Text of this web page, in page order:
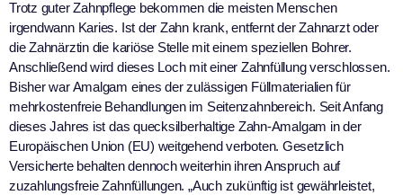
Trotz guter Zahnpflege bekommen die meisten Menschen
irgendwann Karies. Ist der Zahn krank, entfernt der Zahnarzt oder
die Zahnärztin die kariöse Stelle mit einem speziellen Bohrer.
Anschließend wird dieses Loch mit einer Zahnfüllung verschlossen.
Bisher war Amalgam eines der zulässigen Füllmaterialien für
mehrkostenfreie Behandlungen im Seitenzahnbereich. Seit Anfang
dieses Jahres ist das quecksilberhaltige Zahn-Amalgam in der
Europäischen Union (EU) weitgehend verboten. Gesetzlich
Versicherte behalten dennoch weiterhin ihren Anspruch auf
zuzahlungsfreie Zahnfüllungen. „Auch zukünftig ist gewährleistet,